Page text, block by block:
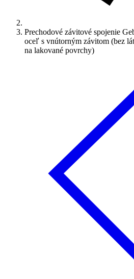
Prechodové závitové spojenie
oceľ s vnútorným závitom (bez
na lakované povrchy)